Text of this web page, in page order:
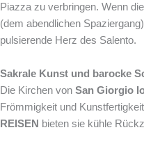
Piazza zu verbringen. Wenn
(dem abendlichen
pulsierende Herz des Salento.
Sakrale Kunst und barocke
Die Kirchen von San Giorgio
Frömmigkeit und
REISEN bieten sie kühle